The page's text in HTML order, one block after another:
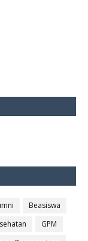
Beasiswa
GPM